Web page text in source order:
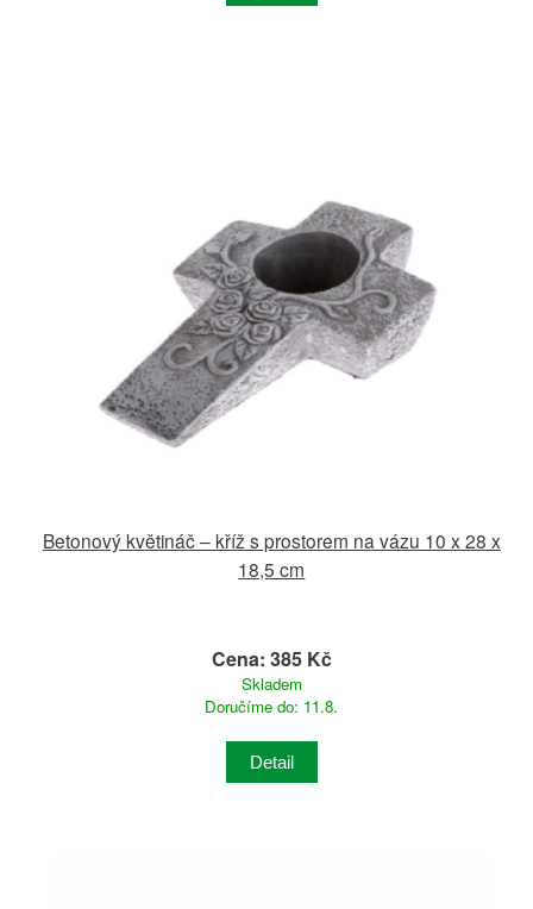
Betonový květináč – kříž s prostorem na vázu 10 x 28 x
18,5 cm
Cena: 385 Kč
Skladem
Doručíme do: 11.8.
Detail